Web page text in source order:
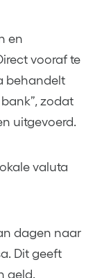
en
vooraf te
behandelt
zodat
uitgevoerd.
valuta
dagen naar
Dit geeft
geld.